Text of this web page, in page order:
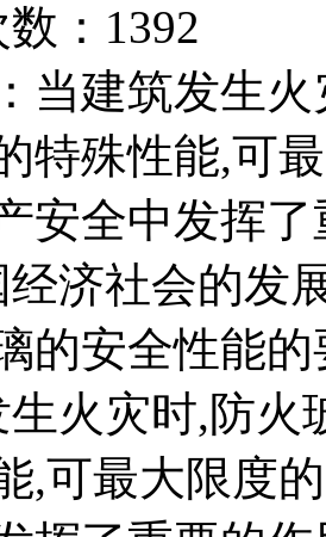
： 1392
当建筑发生
特殊性能,可
安全中发挥
济社会的发
的安全性能
火灾时,防火
,可最大限度